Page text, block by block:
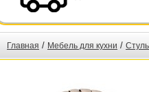
Главная / Мебель для кухни /